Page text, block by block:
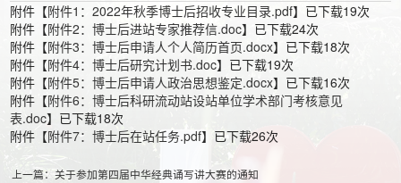
附件【附件1：2022年秋季博士后招收专业目录.pdf】已下载19次
附件【附件2：博士后进站专家推荐信.doc】已下载24次
附件【附件3：博士后申请人个人简历首页.docx】已下载18次
附件【附件4：博士后研究计划书.doc】已下载19次
附件【附件5：博士后申请人政治思想鉴定.docx】已下载16次
附件【附件6：博士后科研流动站设站单位学术部门考核意见
表.doc】已下载18次
附件【附件7：博士后在站任务.pdf】已下载26次
上一篇：关于参加第四届中华经典诵写讲大赛的通知